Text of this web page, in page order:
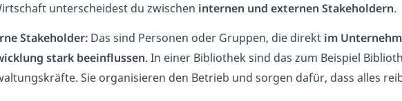
unterscheidest du zwischen internen und externen Stakeholdern.
Stakeholder: Das sind Personen oder Gruppen, die direkt im
stark beeinflussen. In einer Bibliothek sind das zum Beispiel
Sie organisieren den Betrieb und sorgen dafür, dass alles